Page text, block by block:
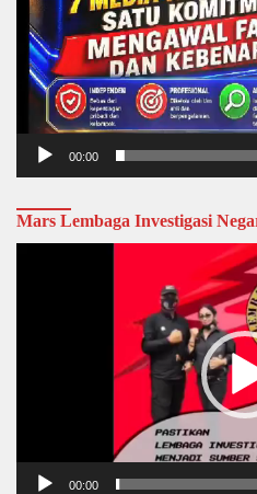
00:00
Mars Lembaga Investigasi
00:00